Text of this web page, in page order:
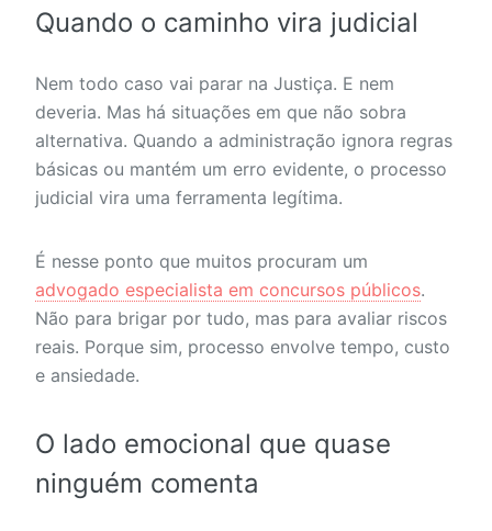
Quando o caminho vira judicial
Nem todo caso vai parar na Justiça. E nem
deveria. Mas há situações em que não sobra
alternativa. Quando a administração ignora regras
básicas ou mantém um erro evidente, o processo
judicial vira uma ferramenta legítima.
É nesse ponto que muitos procuram um
advogado especialista em concursos públicos.
Não para brigar por tudo, mas para avaliar riscos
reais. Porque sim, processo envolve tempo, custo
e ansiedade.
O lado emocional que quase
ninguém comenta